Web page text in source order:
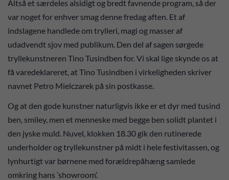
Altså et særdeles alsidigt og bredt favnende program, så der
var noget for enhver smag denne fredag aften. Et af
indslagene handlede om trylleri, magi og masser af
udadvendt sjov med publikum. Den del af sagen sørgede
tryllekunstneren Tino Tusindben for. Vi skal lige skynde os at
få varedeklareret, at Tino Tusindben i virkeligheden skriver
navnet Petro Mielczarek på sin postkasse.
Og at den gode kunstner naturligvis ikke er et dyr med tusind
ben, smiley, men et menneske med begge ben solidt plantet i
den jyske muld. Nuvel, klokken 18.30 gik den rutinerede
underholder og tryllekunstner på midt i hele festivitassen, og
lynhurtigt var børnene med forældrepåhæng samlede
omkring hans ’showroom’.